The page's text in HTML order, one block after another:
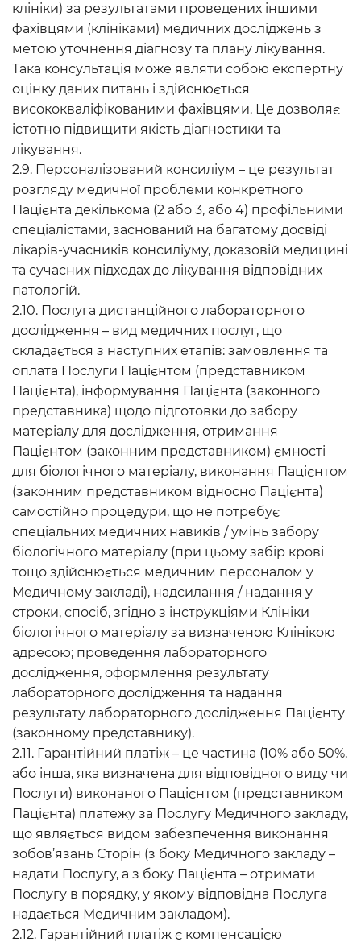
клініки) за результатами проведених іншими
фахівцями (клініками) медичних досліджень з
метою уточнення діагнозу та плану лікування.
Така консультація може являти собою експертну
оцінку даних питань і здійснюється
висококваліфікованими фахівцями. Це дозволяє
істотно підвищити якість діагностики та
лікування.
2.9. Персоналізований консиліум – це результат
розгляду медичної проблеми конкретного
Пацієнта декількома (2 або 3, або 4) профільними
спеціалістами, заснований на багатому досвіді
лікарів-учасників консиліуму, доказовій медицині
та сучасних підходах до лікування відповідних
патологій.
2.10. Послуга дистанційного лабораторного
дослідження – вид медичних послуг, що
складається з наступних етапів: замовлення та
оплата Послуги Пацієнтом (представником
Пацієнта), інформування Пацієнта (законного
представника) щодо підготовки до забору
матеріалу для дослідження, отримання
Пацієнтом (законним представником) ємності
для біологічного матеріалу, виконання Пацієнтом
(законним представником відносно Пацієнта)
самостійно процедури, що не потребує
спеціальних медичних навиків / умінь забору
біологічного матеріалу (при цьому забір крові
тощо здійснюється медичним персоналом у
Медичному закладі), надсилання / надання у
строки, спосіб, згідно з інструкціями Клініки
біологічного матеріалу за визначеною Клінікою
адресою; проведення лабораторного
дослідження, оформлення результату
лабораторного дослідження та надання
результату лабораторного дослідження Пацієнту
(законному представнику).
2.11. Гарантійний платіж – це частина (10% або 50%,
або інша, яка визначена для відповідного виду чи
Послуги) виконаного Пацієнтом (представником
Пацієнта) платежу за Послугу Медичного закладу,
що являється видом забезпечення виконання
зобов’язань Сторін (з боку Медичного закладу –
надати Послугу, а з боку Пацієнта – отримати
Послугу в порядку, у якому відповідна Послуга
надається Медичним закладом).
2.12. Гарантійний платіж є компенсацією